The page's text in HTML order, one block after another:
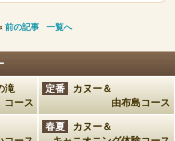
« 前の記事 一覧へ
滝
コース
定番
カヌー＆
由布島コース
春夏
カヌー＆